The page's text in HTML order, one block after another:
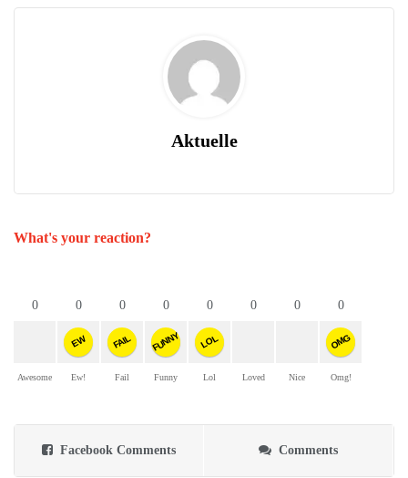
Aktuelle
What's your reaction?
0
Awesome
0
EW
Ew!
0
FAIL
Fail
0
FUNNY
Funny
0
LOL
Lol
0
Loved
0
Nice
0
OMG
Omg!
Facebook Comments Comments